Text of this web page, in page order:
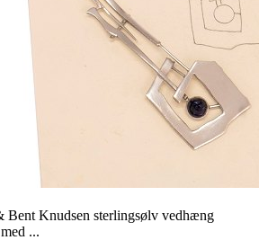
Bent Knudsen sterlingsølv vedhæng
...